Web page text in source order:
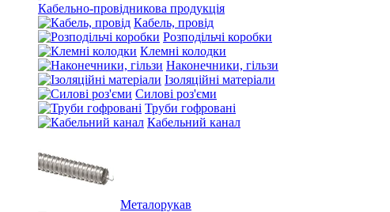
Кабельно-провідникова продукція
Кабель, провід
Розподільчі коробки
Клемні колодки
Наконечники, гільзи
Ізоляційні матеріали
Силові роз'єми
Труби гофровані
Кабельний канал
Металорукав